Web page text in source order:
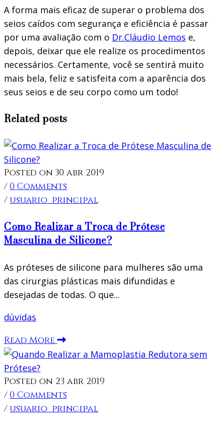
A forma mais eficaz de superar o problema dos
seios caídos com segurança e eficiência é passar
por uma avaliação com o Dr.Cláudio Lemos e,
depois, deixar que ele realize os procedimentos
necessários. Certamente, você se sentirá muito
mais bela, feliz e satisfeita com a aparência dos
seus seios e de seu corpo como um todo!
Related posts
Posted on 30 abr 2019
/ 0 Comments
/ usuario_principal
Como Realizar a Troca de Prótese
Masculina de Silicone?
As próteses de silicone para mulheres são uma
das cirurgias plásticas mais difundidas e
desejadas de todas. O que...
dúvidas
Read More
Posted on 23 abr 2019
/ 0 Comments
/ usuario_principal